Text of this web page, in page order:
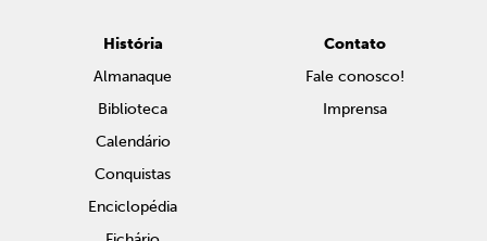
História
Almanaque
Biblioteca
Calendário
Conquistas
Enciclopédia
Contato
Fale conosco!
Imprensa